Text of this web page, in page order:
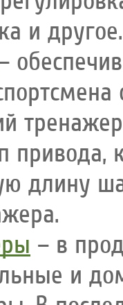
и другое.
привода,
длину
– в
и